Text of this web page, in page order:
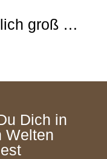
groß …
Dich in
Welten